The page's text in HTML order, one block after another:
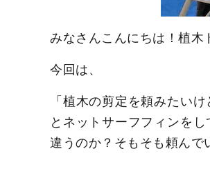
みなさんこんにちは！植木
今回は、
「植木の剪定を頼みたい
とネットサーフフィンを
違うのか？そもそも頼んで